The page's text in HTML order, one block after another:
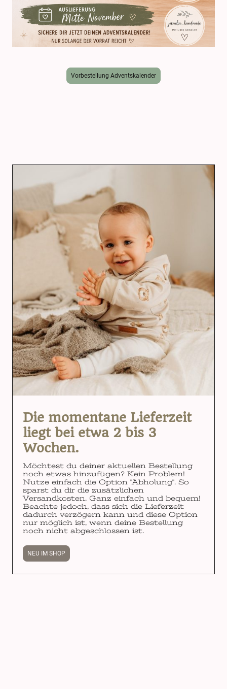
Vorbestellung Adventskalender
Die momentane Lieferzeit
liegt bei etwa 2 bis 3
Wochen.
Möchtest du deiner aktuellen Bestellung
noch etwas hinzufügen? Kein Problem!
Nutze einfach die Option "Abholung". So
sparst du dir die zusätzlichen
Versandkosten. Ganz einfach und bequem!
Beachte jedoch, dass sich die Lieferzeit
dadurch verzögern kann und diese Option
nur möglich ist, wenn deine Bestellung
noch nicht abgeschlossen ist.
NEU IM SHOP